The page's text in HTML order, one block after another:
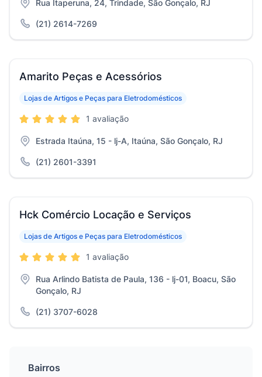
Rua Itaperuna, 24, Trindade, São Gonçalo, RJ
(21) 2614-7269
Amarito Peças e Acessórios
Lojas de Artigos e Peças para Eletrodomésticos
1 avaliação
Estrada Itaúna, 15 - lj-A, Itaúna, São Gonçalo, RJ
(21) 2601-3391
Hck Comércio Locação e Serviços
Lojas de Artigos e Peças para Eletrodomésticos
1 avaliação
Rua Arlindo Batista de Paula, 136 - lj-01, Boacu, São
Gonçalo, RJ
(21) 3707-6028
Bairros